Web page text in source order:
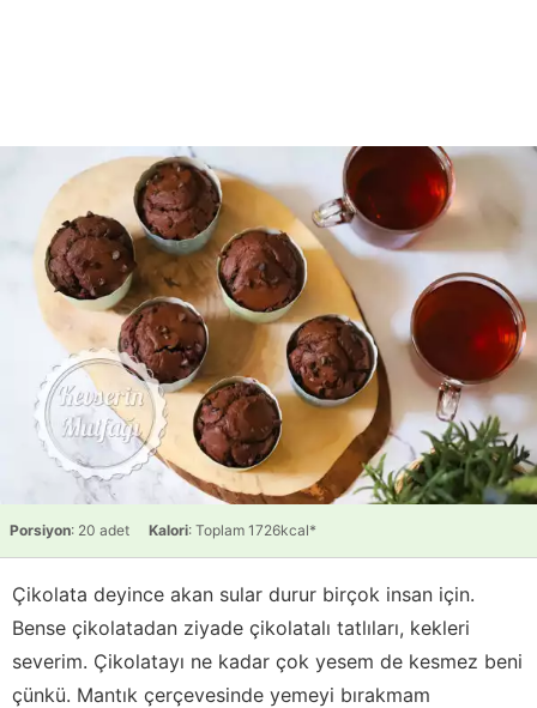
Porsiyon: 20 adet Kalori: Toplam 1726kcal*
Çikolata deyince akan sular durur birçok insan için.
Bense çikolatadan ziyade çikolatalı tatlıları, kekleri
severim. Çikolatayı ne kadar çok yesem de kesmez beni
çünkü. Mantık çerçevesinde yemeyi bırakmam